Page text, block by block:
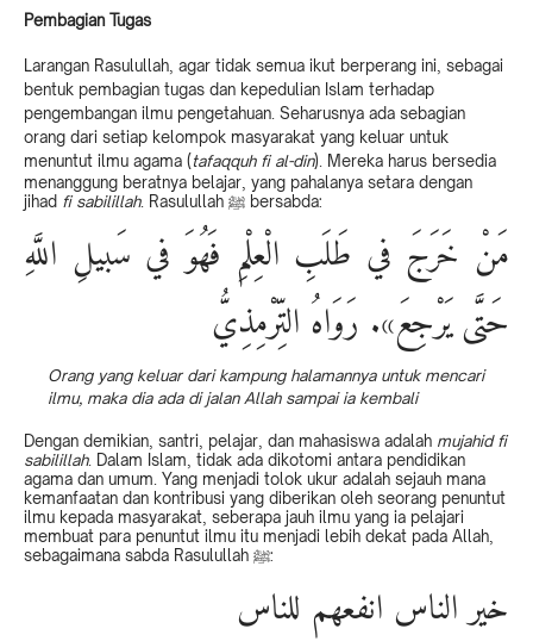
Pembagian Tugas
Larangan Rasulullah, agar tidak semua ikut berperang ini, sebagai
bentuk pembagian tugas dan kepedulian Islam terhadap
pengembangan ilmu pengetahuan. Seharusnya ada sebagian
orang dari setiap kelompok masyarakat yang keluar untuk
menuntut ilmu agama (tafaqquh fi al-din). Mereka harus bersedia
menanggung beratnya belajar, yang pahalanya setara dengan
jihad fi sabilillah . Rasulullah ﷺ bersabda:
مَنْ خَرَجَ في طَلَبِ الْعِلْمِ فَهُوَ في سَبيلِ اللَّهِ
حَتَّى يَرْجِعَ». رَوَاهُ التِّرْمِذِيُّ
Orang yang keluar dari kampung halamannya untuk mencari
ilmu, maka dia ada di jalan Allah sampai ia kembali
Dengan demikian, santri, pelajar, dan mahasiswa adalah mujahid fi
sabilillah. Dalam Islam, tidak ada dikotomi antara pendidikan
agama dan umum. Yang menjadi tolok ukur adalah sejauh mana
kemanfaatan dan kontribusi yang diberikan oleh seorang penuntut
ilmu kepada masyarakat, seberapa jauh ilmu yang ia pelajari
membuat para penuntut ilmu itu menjadi lebih dekat pada Allah,
sebagaimana sabda Rasulullah ﷺ:
خير الناس انفعهم للناس